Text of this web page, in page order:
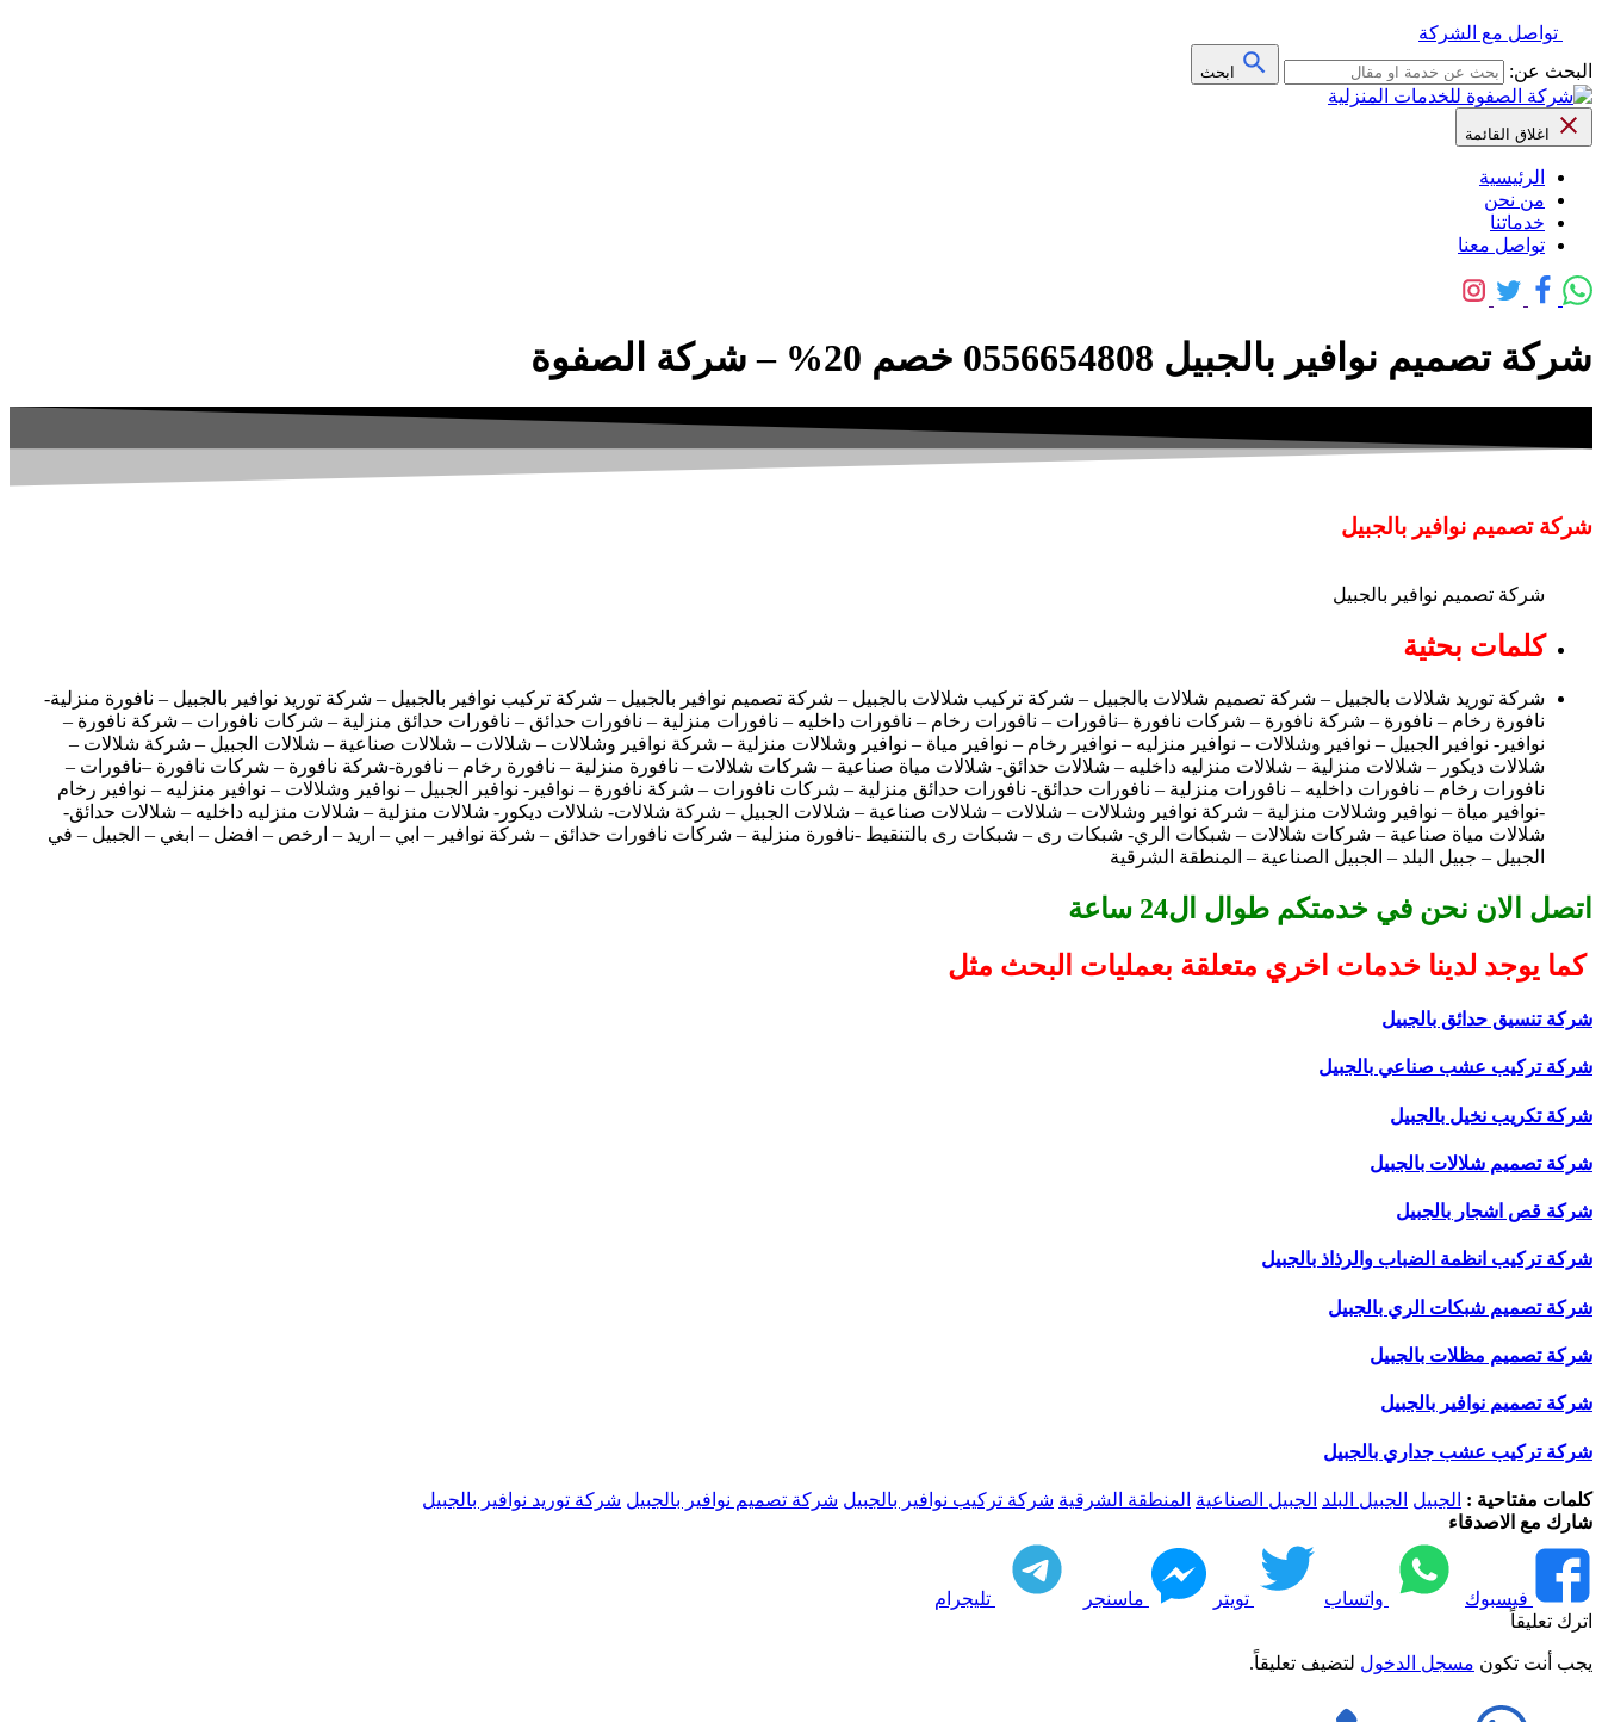
تواصل مع الشركة
البحث عن:
ابحث
اغلاق القائمة
الرئيسية
من نحن
خدماتنا
تواصل معنا
شركة تصميم نوافير بالجبيل 0556654808 خصم 20% – شركة الصفوة
شركة تصميم نوافير بالجبيل
شركة تصميم نوافير بالجبيل
كلمات بحثية
شركة توريد شلالات بالجبيل – شركة تصميم شلالات بالجبيل – شركة تركيب شلالات بالجبيل – شركة تصميم نوافير بالجبيل – شركة تركيب نوافير بالجبيل – شركة توريد نوافير بالجبيل – نافورة منزلية-
نافورة رخام – نافورة – شركة نافورة – شركات نافورة –نافورات – نافورات رخام – نافورات داخليه – نافورات منزلية – نافورات حدائق – نافورات حدائق منزلية – شركات نافورات – شركة نافورة –
نوافير- نوافير الجبيل – نوافير وشلالات – نوافير منزليه – نوافير رخام – نوافير مياة – نوافير وشلالات منزلية – شركة نوافير وشلالات – شلالات – شلالات صناعية – شلالات الجبيل – شركة شلالات –
شلالات ديكور – شلالات منزلية – شلالات منزليه داخليه – شلالات حدائق- شلالات مياة صناعية – شركات شلالات – نافورة منزلية – نافورة رخام – نافورة-شركة نافورة – شركات نافورة –نافورات –
نافورات رخام – نافورات داخليه – نافورات منزلية – نافورات حدائق- نافورات حدائق منزلية – شركات نافورات – شركة نافورة – نوافير- نوافير الجبيل – نوافير وشلالات – نوافير منزليه – نوافير رخام
-نوافير مياة – نوافير وشلالات منزلية – شركة نوافير وشلالات – شلالات – شلالات صناعية – شلالات الجبيل – شركة شلالات- شلالات ديكور- شلالات منزلية – شلالات منزليه داخليه – شلالات حدائق-
شلالات مياة صناعية – شركات شلالات – شبكات الري- شبكات رى – شبكات رى بالتنقيط -نافورة منزلية – شركات نافورات حدائق – شركة نوافير – ابي – اريد – ارخص – افضل – ابغي – الجبيل – في
الجبيل – جبيل البلد – الجبيل الصناعية – المنطقة الشرقية
اتصل الان نحن في خدمتكم طوال ال24 ساعة
كما يوجد لدينا خدمات اخري متعلقة بعمليات البحث مثل
شركة تنسيق حدائق بالجبيل
شركة تركيب عشب صناعي بالجبيل
شركة تكريب نخيل بالجبيل
شركة تصميم شلالات بالجبيل
شركة قص اشجار بالجبيل
شركة تركيب انظمة الضباب والرذاذ بالجبيل
شركة تصميم شبكات الري بالجبيل
شركة تصميم مظلات بالجبيل
شركة تصميم نوافير بالجبيل
شركة تركيب عشب جداري بالجبيل
كلمات مفتاحية : الجبيل الجبيل البلد الجبيل الصناعية المنطقة الشرقية شركة تركيب نوافير بالجبيل شركة تصميم نوافير بالجبيل شركة توريد نوافير بالجبيل
شارك مع الاصدقاء
فيسبوك واتساب تويتر ماسنجر
تليجرام
اترك تعليقاً
يجب أنت تكون مسجل الدخول لتضيف تعليقاً.